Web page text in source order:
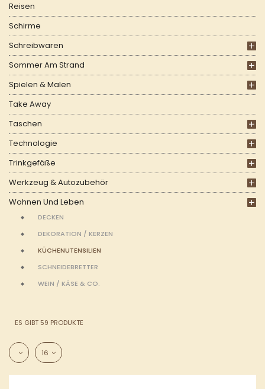
Reisen
Schirme
Schreibwaren
Sommer Am Strand
Spielen & Malen
Take Away
Taschen
Technologie
Trinkgefäße
Werkzeug & Autozubehör
Wohnen Und Leben
DECKEN
DEKORATION / KERZEN
KÜCHENUTENSILIEN
SCHNEIDEBRETTER
WEIN / KÄSE & CO.
ES GIBT 59 PRODUKTE
16